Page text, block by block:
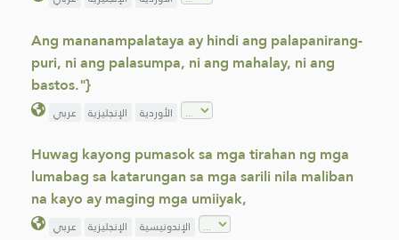
Ang mananampalataya ay hindi ang palapanirang-
puri, ni ang palasumpa, ni ang mahalay, ni ang
bastos."}
عربي الإنجليزية الأوردية
Huwag kayong pumasok sa mga tirahan ng mga
lumabag sa katarungan sa mga sarili nila maliban
na kayo ay maging mga umiiyak,
عربي الإنجليزية الإندونيسية